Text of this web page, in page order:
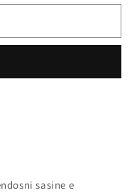
sasine e